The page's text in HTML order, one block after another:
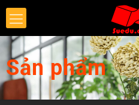
Sản phẩm